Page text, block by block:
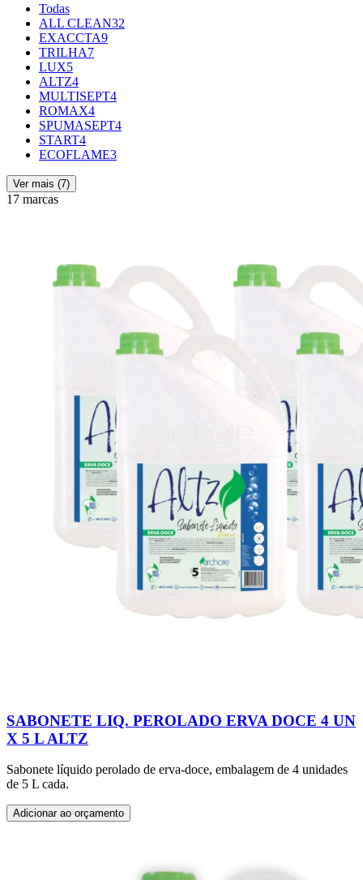
Todas
ALL CLEAN32
EXACCTA9
TRILHA7
LUX5
ALTZ4
MULTISEPT4
ROMAX4
SPUMASEPT4
START4
ECOFLAME3
Ver mais (7)
17 marcas
SABONETE LIQ. PEROLADO ERVA DOCE 4 UN
X 5 L ALTZ
Sabonete líquido perolado de erva-doce, embalagem de 4 unidades
de 5 L cada.
Adicionar ao orçamento